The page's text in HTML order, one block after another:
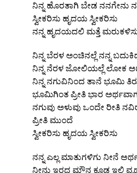
ನಿನ್ನ ಹೊರತಾಗಿ ಬೇಡ ನನಗೇನು
ಸ್ವೀಕರಿಸು ಹೃದಯ ಸ್ವೀಕರಿಸು
ನನ್ನ ಹೃದಯದಲಿ ಮತ್ತೆ
ನಿನ್ನ ಬೆರಳ ಅಂಚಿನಲ್ಲೆ ನನ್ನ
ನಿನ್ನ ನೆರಳ ಜೋಲಿಯಲ್ಲೆ ಲೋಕ
ನಿನ್ನ ನಗುವಿನಿಂದ ತಾನೆ ಭೂಮಿ
ಭೂಮಿಗಿಂತ ಪ್ರೀತಿ ಭಾರ
ನಗುವು ಅಳುವು ಒಂದೇ ರೀತಿ
ಪ್ರೀತಿ ಮುಂದೆ
ಸ್ವೀಕರಿಸು ಹೃದಯ ಸ್ವೀಕರಿಸು
ನನ್ನ ಎಲ್ಲ ಮಾತುಗಳಿಗು ನೀನೆ
ನೀನು ಇರದ ಮೌನ ಕೂಡ ಇಲ್ಲಿ